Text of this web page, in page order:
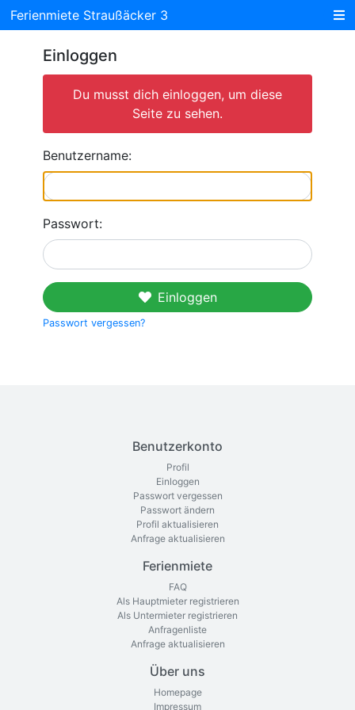
Ferienmiete Straußäcker 3
Einloggen
Du musst dich einloggen, um diese
Seite zu sehen.
Benutzername:
Passwort:
Einloggen
Passwort vergessen?
Benutzerkonto
Profil
Einloggen
Passwort vergessen
Passwort ändern
Profil aktualisieren
Anfrage aktualisieren
Ferienmiete
FAQ
Als Hauptmieter registrieren
Als Untermieter registrieren
Anfragenliste
Anfrage aktualisieren
Über uns
Homepage
Impressum